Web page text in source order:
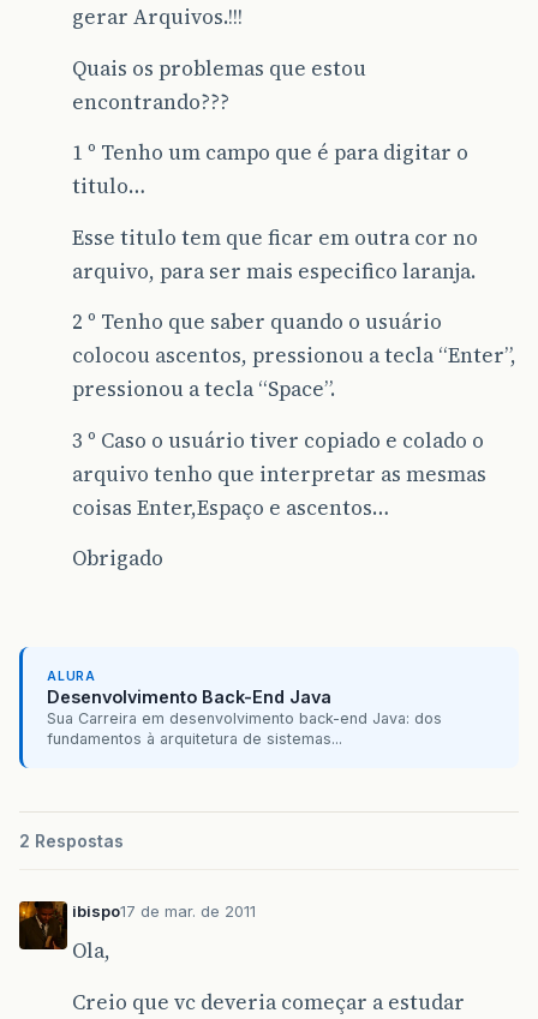
gerar Arquivos.!!!
Quais os problemas que estou
encontrando???
1 º Tenho um campo que é para digitar o
titulo…
Esse titulo tem que ficar em outra cor no
arquivo, para ser mais especifico laranja.
2 º Tenho que saber quando o usuário
colocou ascentos, pressionou a tecla “Enter”,
pressionou a tecla “Space”.
3 º Caso o usuário tiver copiado e colado o
arquivo tenho que interpretar as mesmas
coisas Enter,Espaço e ascentos…
Obrigado
ALURA
Desenvolvimento Back-End Java
Sua Carreira em desenvolvimento back-end Java: dos
fundamentos à arquitetura de sistemas...
2 Respostas
ibispo17 de mar. de 2011
Ola,
Creio que vc deveria começar a estudar